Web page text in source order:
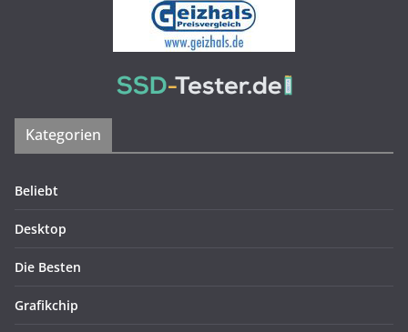
Kategorien
Beliebt
Desktop
Die Besten
Grafikchip